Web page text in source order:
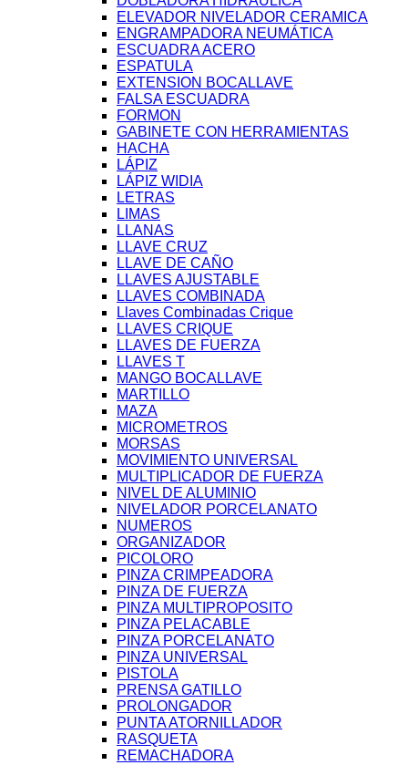
ELEVADOR NIVELADOR CERAMICA
ENGRAMPADORA NEUMÁTICA
ESCUADRA ACERO
ESPATULA
EXTENSION BOCALLAVE
FALSA ESCUADRA
FORMON
GABINETE CON HERRAMIENTAS
HACHA
LÁPIZ
LÁPIZ WIDIA
LETRAS
LIMAS
LLANAS
LLAVE CRUZ
LLAVE DE CAÑO
LLAVES AJUSTABLE
LLAVES COMBINADA
Llaves Combinadas Crique
LLAVES CRIQUE
LLAVES DE FUERZA
LLAVES T
MANGO BOCALLAVE
MARTILLO
MAZA
MICROMETROS
MORSAS
MOVIMIENTO UNIVERSAL
MULTIPLICADOR DE FUERZA
NIVEL DE ALUMINIO
NIVELADOR PORCELANATO
NUMEROS
ORGANIZADOR
PICOLORO
PINZA CRIMPEADORA
PINZA DE FUERZA
PINZA MULTIPROPOSITO
PINZA PELACABLE
PINZA PORCELANATO
PINZA UNIVERSAL
PISTOLA
PRENSA GATILLO
PROLONGADOR
PUNTA ATORNILLADOR
RASQUETA
REMACHADORA